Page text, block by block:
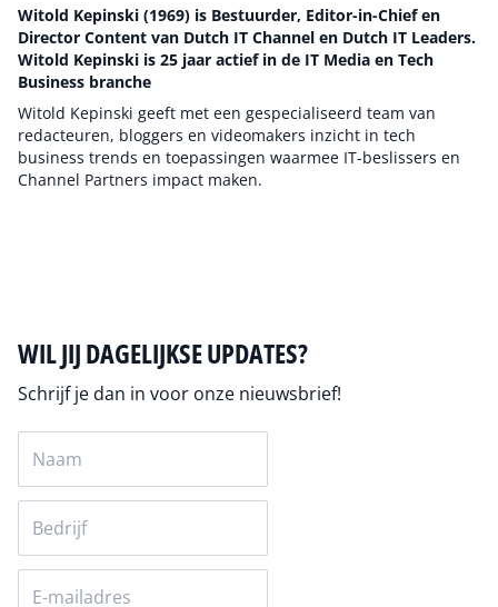
Witold Kepinski (1969) is Bestuurder, Editor-in-Chief en
Director Content van Dutch IT Channel en Dutch IT Leaders.
Witold Kepinski is 25 jaar actief in de IT Media en Tech
Business branche
Witold Kepinski geeft met een gespecialiseerd team van
redacteuren, bloggers en videomakers inzicht in tech
business trends en toepassingen waarmee IT-beslissers en
Channel Partners impact maken.
WIL JIJ DAGELIJKSE UPDATES?
Schrijf je dan in voor onze nieuwsbrief!